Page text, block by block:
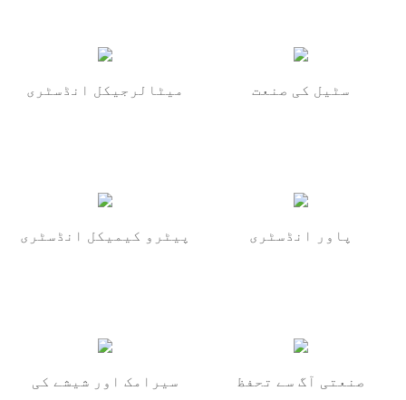
میٹالرجیکل انڈسٹری سٹیل کی صنعت
پیٹرو کیمیکل انڈسٹری پاور انڈسٹری
سیرامک ​​اور شیشے کی
صنعتی آگ سے تحفظ